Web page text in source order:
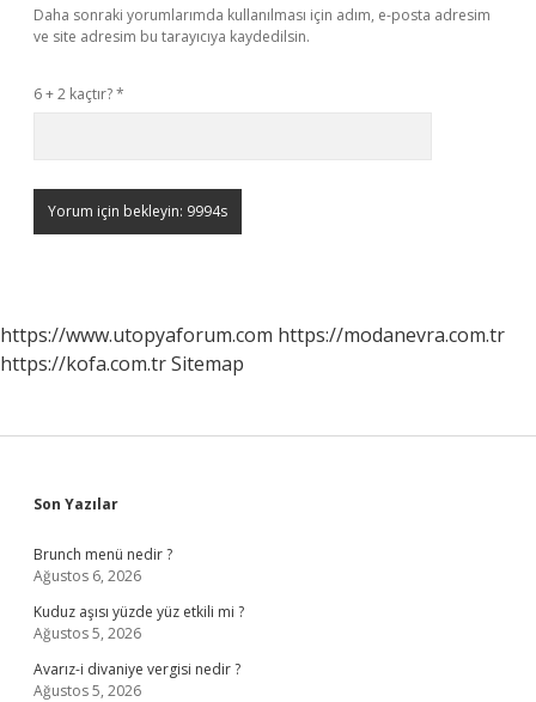
Daha sonraki yorumlarımda kullanılması için adım, e-posta adresim
ve site adresim bu tarayıcıya kaydedilsin.
6 + 2 kaçtır?*
https://www.utopyaforum.com https://modanevra.com.tr
https://kofa.com.trSitemap
Sidebar
Son Yazılar
Brunch menü nedir ?
Ağustos 6, 2026
Kuduz aşısı yüzde yüz etkili mi ?
Ağustos 5, 2026
Avarız-i divaniye vergisi nedir ?
Ağustos 5, 2026